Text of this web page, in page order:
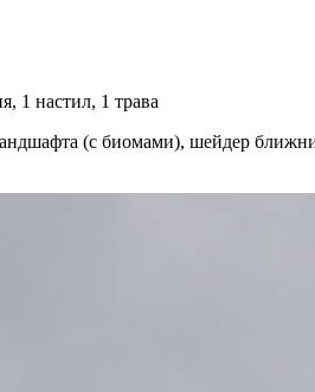
1 настил, 1 трава
(с биомами), шейдер